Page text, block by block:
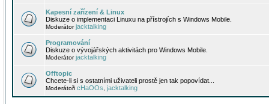
Kapesní zařízení & Linux
Diskuze o implementaci Linuxu na přístrojích s Windows Mobile.
Moderátorjacktalking
Programování
Diskuze o vývojářských aktivitách pro Windows Mobile.
Moderátorjacktalking
Offtopic
Chcete-li si s ostatními uživateli prostě jen tak popovídat...
Moderátoři cHaOOs jacktalking